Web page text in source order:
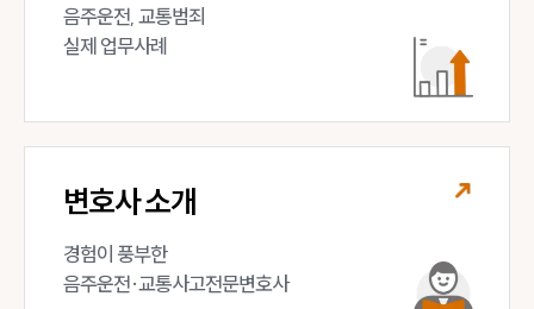
음주운전, 교통범죄
실제 업무사례
변호사 소개
경험이 풍부한
음주운전·교통사고전문변호사